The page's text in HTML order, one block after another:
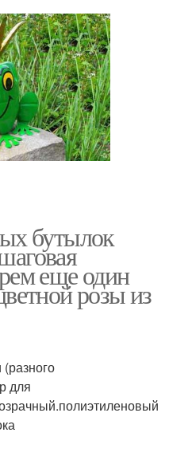
бутылок
еще один
розы из
для